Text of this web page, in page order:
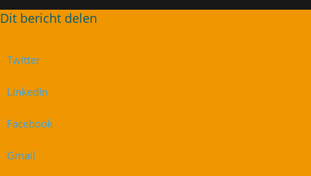
Twitter
LinkedIn
Facebook
Gmail